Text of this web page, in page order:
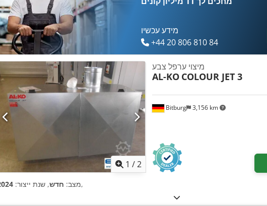
מידע עכשיו
+44 20 806 810 84
1 /2
Bitburg 3,156 km
מיצוי ערפל צבע
AL-KO COLOUR JET 3
מצב: חדש, שנת ייצור: ,